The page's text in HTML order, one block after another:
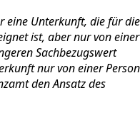
eine Unterkunft, die für die
ist, aber nur von einer
Sachbezugswert
nur von einer Person
den Ansatz des